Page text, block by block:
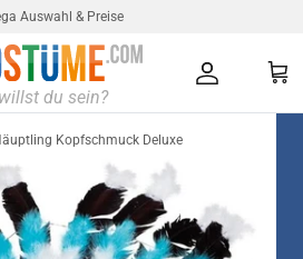
Auswahl & Preise
Kopfschmuck Deluxe